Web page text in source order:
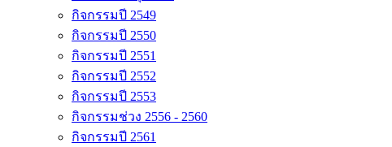
กิจกรรมปี 2549
กิจกรรมปี 2550
กิจกรรมปี 2551
กิจกรรมปี 2552
กิจกรรมปี 2553
กิจกรรมช่วง 2556 - 2560
กิจกรรมปี 2561